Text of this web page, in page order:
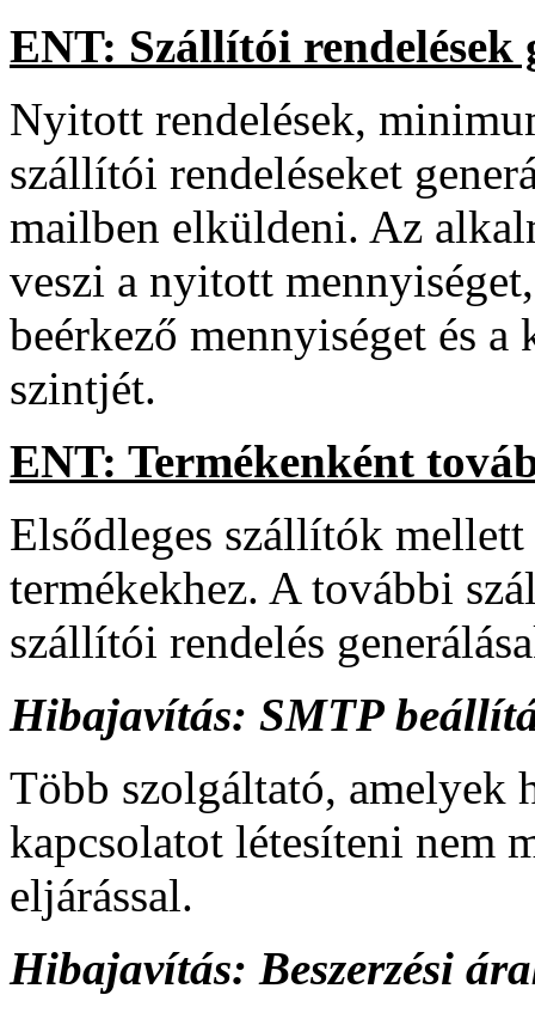
ENT: Szállítói rendelések
Nyitott rendelések,
szállítói rendeléseket
mailben elküldeni. Az
veszi a nyitott
beérkező mennyiséget és
szintjét.
ENT: Termékenként
Elsődleges szállítók
termékekhez. A további
szállítói rendelés
Hibajavítás: SMTP
Több szolgáltató, amelyek
kapcsolatot létesíteni nem
eljárással.
Hibajavítás: Beszerzési